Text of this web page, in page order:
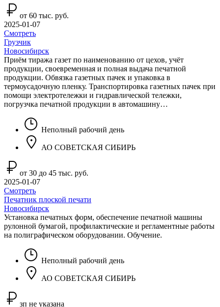
от 60 тыс. руб.
2025-01-07
Смотреть
Грузчик
Новосибирск
Приём тиража газет по наименованию от цехов, учёт
продукции, своевременная и полная выдача печатной
продукции. Обвязка газетных пачек и упаковка в
термоусадочную пленку. Транспортировка газетных пачек при
помощи электротележки и гидравлической тележки,
погрузчка печатной продукции в автомашину…
Неполный рабочий день
АО СОВЕТСКАЯ СИБИРЬ
от 30 до 45 тыс. руб.
2025-01-07
Смотреть
Печатник плоской печати
Новосибирск
Установка печатных форм, обеспечение печатной машины
рулонной бумагой, профилактические и регламентные работы
на полиграфическом оборудовании. Обучение.
Неполный рабочий день
АО СОВЕТСКАЯ СИБИРЬ
зп не указана